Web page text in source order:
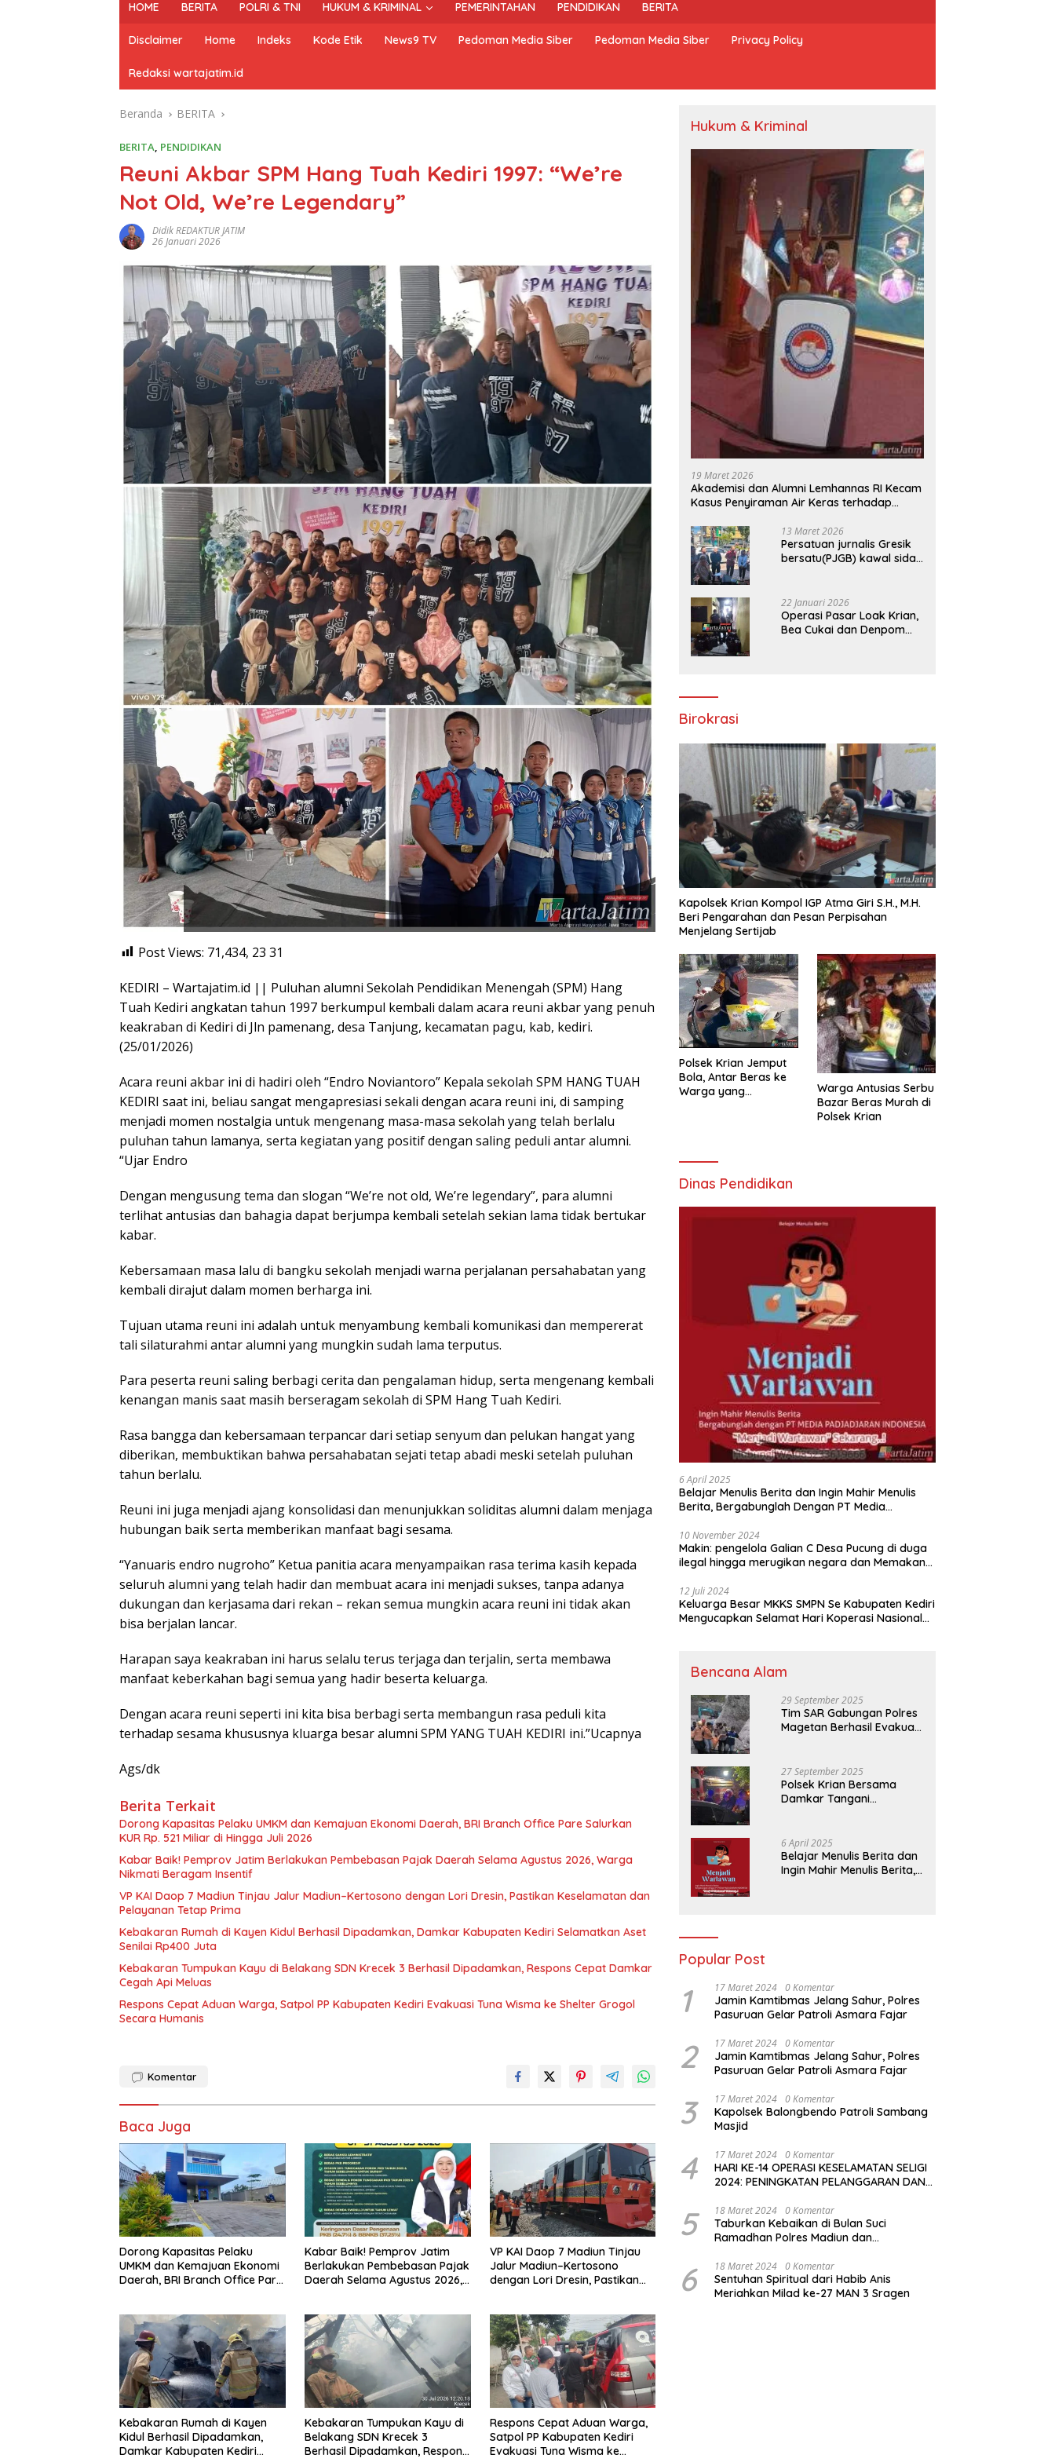
HOME BERITA POLRI & TNI HUKUM & KRIMINAL PEMERINTAHAN PENDIDIKAN BERITA
Disclaimer Home Indeks Kode Etik News9 TV Pedoman Media Siber Pedoman Media Siber Privacy Policy
Redaksi wartajatim.id
Beranda BERITA
BERITA, PENDIDIKAN
Reuni Akbar SPM Hang Tuah Kediri 1997: “We’re
Not Old, We’re Legendary”
Didik REDAKTUR JATIM
26 Januari 2026
Post Views: 71,434, 23 31
KEDIRI – Wartajatim.id || Puluhan alumni Sekolah Pendidikan Menengah (SPM) Hang
Tuah Kediri angkatan tahun 1997 berkumpul kembali dalam acara reuni akbar yang penuh
keakraban di Kediri di Jln pamenang, desa Tanjung, kecamatan pagu, kab, kediri.
(25/01/2026)
Acara reuni akbar ini di hadiri oleh “Endro Noviantoro” Kepala sekolah SPM HANG TUAH
KEDIRI saat ini, beliau sangat mengapresiasi sekali dengan acara reuni ini, di samping
menjadi momen nostalgia untuk mengenang masa-masa sekolah yang telah berlalu
puluhan tahun lamanya, serta kegiatan yang positif dengan saling peduli antar alumni.
“Ujar Endro
Dengan mengusung tema dan slogan “We’re not old, We’re legendary”, para alumni
terlihat antusias dan bahagia dapat berjumpa kembali setelah sekian lama tidak bertukar
kabar.
Kebersamaan masa lalu di bangku sekolah menjadi warna perjalanan persahabatan yang
kembali dirajut dalam momen berharga ini.
Tujuan utama reuni ini adalah untuk menyambung kembali komunikasi dan mempererat
tali silaturahmi antar alumni yang mungkin sudah lama terputus.
Para peserta reuni saling berbagi cerita dan pengalaman hidup, serta mengenang kembali
kenangan manis saat masih berseragam sekolah di SPM Hang Tuah Kediri.
Rasa bangga dan kebersamaan terpancar dari setiap senyum dan pelukan hangat yang
diberikan, membuktikan bahwa persahabatan sejati tetap abadi meski setelah puluhan
tahun berlalu.
Reuni ini juga menjadi ajang konsolidasi dan menunjukkan soliditas alumni dalam menjaga
hubungan baik serta memberikan manfaat bagi sesama.
“Yanuaris endro nugroho” Ketua panitia acara menyampaikan rasa terima kasih kepada
seluruh alumni yang telah hadir dan membuat acara ini menjadi sukses, tanpa adanya
dukungan dan kerjasama dari rekan – rekan semua mungkin acara reuni ini tidak akan
bisa berjalan lancar.
Harapan saya keakraban ini harus selalu terus terjaga dan terjalin, serta membawa
manfaat keberkahan bagi semua yang hadir beserta keluarga.
Dengan acara reuni seperti ini kita bisa berbagi serta membangun rasa peduli kita
terhadap sesama khususnya kluarga besar alumni SPM YANG TUAH KEDIRI ini.”Ucapnya
Ags/dk
Berita Terkait
Dorong Kapasitas Pelaku UMKM dan Kemajuan Ekonomi Daerah, BRI Branch Office Pare Salurkan
KUR Rp. 521 Miliar di Hingga Juli 2026
Kabar Baik! Pemprov Jatim Berlakukan Pembebasan Pajak Daerah Selama Agustus 2026, Warga
Nikmati Beragam Insentif
VP KAI Daop 7 Madiun Tinjau Jalur Madiun–Kertosono dengan Lori Dresin, Pastikan Keselamatan dan
Pelayanan Tetap Prima
Kebakaran Rumah di Kayen Kidul Berhasil Dipadamkan, Damkar Kabupaten Kediri Selamatkan Aset
Senilai Rp400 Juta
Kebakaran Tumpukan Kayu di Belakang SDN Krecek 3 Berhasil Dipadamkan, Respons Cepat Damkar
Cegah Api Meluas
Respons Cepat Aduan Warga, Satpol PP Kabupaten Kediri Evakuasi Tuna Wisma ke Shelter Grogol
Secara Humanis
Komentar
Baca Juga
Dorong Kapasitas Pelaku
UMKM dan Kemajuan Ekonomi
Daerah, BRI Branch Office Pare
Kabar Baik! Pemprov Jatim
Berlakukan Pembebasan Pajak
Daerah Selama Agustus 2026,
VP KAI Daop 7 Madiun Tinjau
Jalur Madiun–Kertosono
dengan Lori Dresin, Pastikan
Kebakaran Rumah di Kayen
Kidul Berhasil Dipadamkan,
Damkar Kabupaten Kediri
Kebakaran Tumpukan Kayu di
Belakang SDN Krecek 3
Berhasil Dipadamkan, Respons
Respons Cepat Aduan Warga,
Satpol PP Kabupaten Kediri
Evakuasi Tuna Wisma ke
Hukum & Kriminal
19 Maret 2026
Akademisi dan Alumni Lemhannas RI Kecam
Kasus Penyiraman Air Keras terhadap
13 Maret 2026
Persatuan jurnalis Gresik
bersatu(PJGB) kawal sidak
atas nama Molyo Cipto
amin
22 Januari 2026
Operasi Pasar Loak Krian,
Bea Cukai dan Denpom
Birokrasi
Kapolsek Krian Kompol IGP Atma Giri S.H., M.H.
Beri Pengarahan dan Pesan Perpisahan
Menjelang Sertijab
Polsek Krian Jemput
Bola, Antar Beras ke
Warga yang
Warga Antusias Serbu
Bazar Beras Murah di
Polsek Krian
Dinas Pendidikan
6 April 2025
Belajar Menulis Berita dan Ingin Mahir Menulis
Berita, Bergabunglah Dengan PT Media
10 November 2024
Makin: pengelola Galian C Desa Pucung di duga
ilegal hingga merugikan negara dan Memakan
12 Juli 2024
Keluarga Besar MKKS SMPN Se Kabupaten Kediri
Mengucapkan Selamat Hari Koperasi Nasional
Bencana Alam
29 September 2025
Tim SAR Gabungan Polres
Magetan Berhasil Evakuasi
27 September 2025
Polsek Krian Bersama
Damkar Tangani
Cluster Lotus
6 April 2025
Belajar Menulis Berita dan
Ingin Mahir Menulis Berita,
Popular Post
1 17 Maret 2024 0 Komentar
Jamin Kamtibmas Jelang Sahur, Polres
Pasuruan Gelar Patroli Asmara Fajar
2 17 Maret 2024 0 Komentar
Jamin Kamtibmas Jelang Sahur, Polres
Pasuruan Gelar Patroli Asmara Fajar
3 17 Maret 2024 0 Komentar
Kapolsek Balongbendo Patroli Sambang
Masjid
4 17 Maret 2024 0 Komentar
HARI KE-14 OPERASI KESELAMATAN SELIGI
2024: PENINGKATAN PELANGGARAN DAN
5 18 Maret 2024 0 Komentar
Taburkan Kebaikan di Bulan Suci
Ramadhan Polres Madiun dan
6 18 Maret 2024 0 Komentar
Sentuhan Spiritual dari Habib Anis
Meriahkan Milad ke-27 MAN 3 Sragen